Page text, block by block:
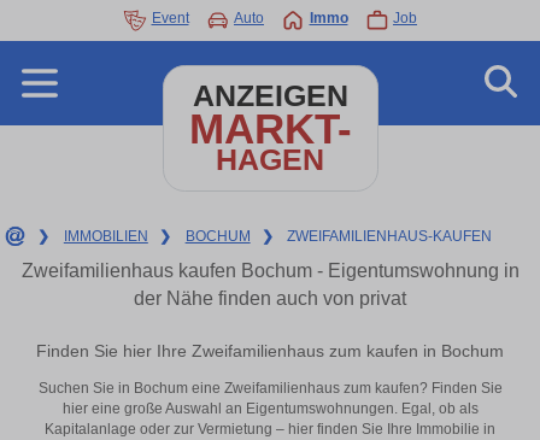
Event Auto Immo Job
ANZEIGEN
MARKT-
HAGEN
❯ IMMOBILIEN ❯ BOCHUM ❯ ZWEIFAMILIENHAUS-KAUFEN
Zweifamilienhaus kaufen Bochum - Eigentumswohnung in
der Nähe finden auch von privat
Finden Sie hier Ihre Zweifamilienhaus zum kaufen in Bochum
Suchen Sie in Bochum eine Zweifamilienhaus zum kaufen? Finden Sie
hier eine große Auswahl an Eigentumswohnungen. Egal, ob als
Kapitalanlage oder zur Vermietung – hier finden Sie Ihre Immobilie in